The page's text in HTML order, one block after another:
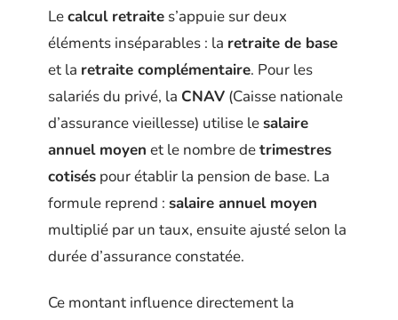
Lecalcul retraite s’appuie sur deux
éléments inséparables : la retraite de base
et la retraite complémentaire. Pour les
salariés du privé, la CNAV (Caisse nationale
d’assurance vieillesse) utilise lesalaire
annuel moyen et le nombre detrimestres
cotisés pour établir la pension de base. La
formule reprend : salaire annuel moyen
multiplié par un taux, ensuite ajusté selon la
durée d’assurance constatée.
Ce montant influence directement la